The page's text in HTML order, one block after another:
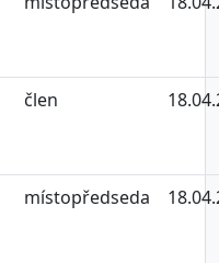
člen
místopředseda